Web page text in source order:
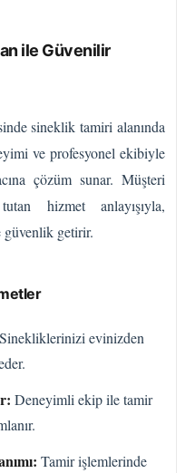
ile Güvenilir
sineklik tamiri alanında
ve profesyonel ekibiyle
çözüm sunar. Müşteri
hizmet anlayışıyla,
getirir.
Sinekliklerinizi evinizden
Deneyimli ekip ile tamir
Tamir işlemlerinde